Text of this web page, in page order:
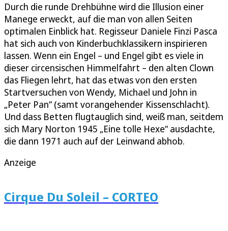
Durch die runde Drehbühne wird die Illusion einer
Manege erweckt, auf die man von allen Seiten
optimalen Einblick hat. Regisseur Daniele Finzi Pasca
hat sich auch von Kinderbuchklassikern inspirieren
lassen. Wenn ein Engel – und Engel gibt es viele in
dieser circensischen Himmelfahrt – den alten Clown
das Fliegen lehrt, hat das etwas von den ersten
Startversuchen von Wendy, Michael und John in
„Peter Pan“ (samt vorangehender Kissenschlacht).
Und dass Betten flugtauglich sind, weiß man, seitdem
sich Mary Norton 1945 „Eine tolle Hexe“ ausdachte,
die dann 1971 auch auf der Leinwand abhob.
Anzeige
Cirque Du Soleil – CORTEO